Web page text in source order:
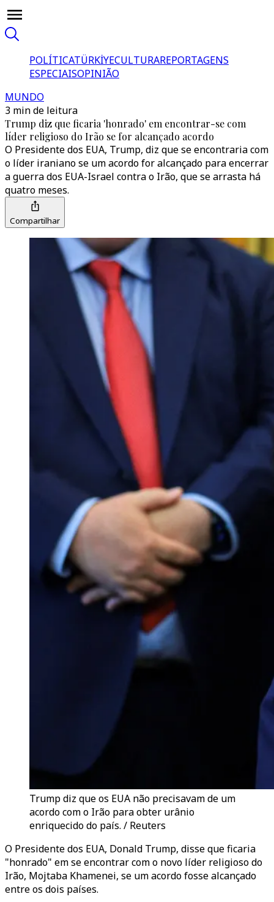
POLÍTICATÜRKİYECULTURAREPORTAGENS
ESPECIAISOPINIÃO
MUNDO
3 min de leitura
Trump diz que ficaria 'honrado' em encontrar-se com
líder religioso do Irão se for alcançado acordo
O Presidente dos EUA, Trump, diz que se encontraria com
o líder iraniano se um acordo for alcançado para encerrar
a guerra dos EUA-Israel contra o Irão, que se arrasta há
quatro meses.
Compartilhar
Trump diz que os EUA não precisavam de um
acordo com o Irão para obter urânio
enriquecido do país. / Reuters
O Presidente dos EUA, Donald Trump, disse que ficaria
"honrado" em se encontrar com o novo líder religioso do
Irão, Mojtaba Khamenei, se um acordo fosse alcançado
entre os dois países.